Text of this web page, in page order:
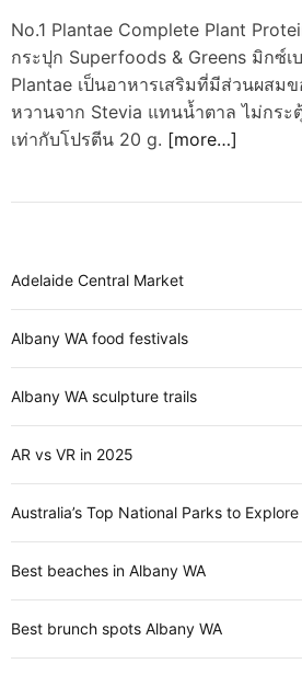
No.1 Plantae Complete Plant
กระปุก Superfoods & Greens มิกซ์
Plantae เป็นอาหารเสริมที่มีส่วนผสม
หวานจาก Stevia แทนน้ำตาล ไม่กร
เท่ากับโปรตีน 20 g. [more…]
Adelaide Central Market
Albany WA food festivals
Albany WA sculpture trails
AR vs VR in 2025
Australia’s Top National Parks to Explore
Best beaches in Albany WA
Best brunch spots Albany WA